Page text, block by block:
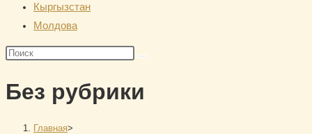
Кыргызстан
Молдова
Поиск
сайте
Без рубрики
Главная>